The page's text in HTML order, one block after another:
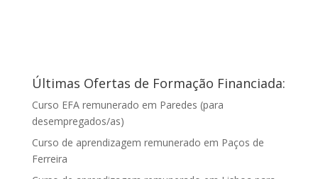
Últimas Ofertas de Formação Financiada:
Curso EFA remunerado em Paredes (para
desempregados/as)
Curso de aprendizagem remunerado em Paços de
Ferreira